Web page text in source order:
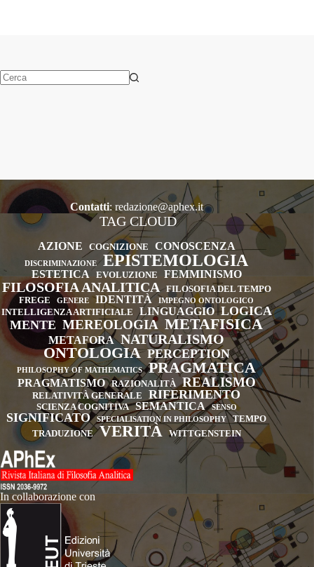
Contatti:redazione@aphex.it
TAG CLOUD
AZIONE COGNIZIONE CONOSCENZA
DISCRIMINAZIONE EPISTEMOLOGIA
ESTETICA EVOLUZIONE FEMMINISMO
FILOSOFIA ANALITICA
FILOSOFIA DEL TEMPO
FREGE
GENERE IDENTITÀ IMPEGNO ONTOLOGICO
INTELLIGENZA ARTIFICIALE LINGUAGGIO LOGICA
MENTE MEREOLOGIA METAFISICA
METAFORA NATURALISMO
ONTOLOGIA PERCEPTION
PHILOSOPHY OF MATHEMATICS PRAGMATICA
PRAGMATISMO RAZIONALITÀ REALISMO
RELATIVITÀ GENERALE RIFERIMENTO
SCIENZA COGNITIVA SEMANTICA SENSO
SIGNIFICATO SPECIALISATION IN PHILOSOPHY
TEMPO
TRADUZIONE VERITÀ WITTGENSTEIN
In collaborazione con